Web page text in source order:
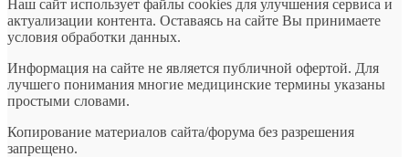
Наш сайт использует файлы cookies для улучшения сервиса и
актуализации контента. Оставаясь на сайте Вы принимаете
условия обработки данных.
Информация на сайте не является публичной офертой. Для
лучшего понимания многие медицинские термины указаны
простыми словами.
Копирование материалов сайта/форума без разрешения
запрещено.